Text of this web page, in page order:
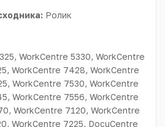
Ролик
WorkCentre 5330, WorkCentre
WorkCentre 7428, WorkCentre
WorkCentre 7530, WorkCentre
WorkCentre 7556, WorkCentre
WorkCentre 7120, WorkCentre
WorkCentre 7225, DocuCentre